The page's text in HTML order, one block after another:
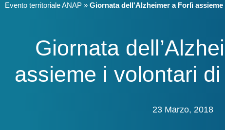
Evento territoriale ANAP » Giornata dell'Alzheimer a Forlì
Giornata
assieme i volontari
23 Marzo, 2018